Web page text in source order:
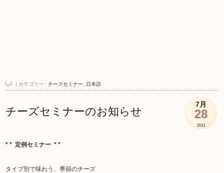
| カテゴリー : チーズセミナー 日本語
7月
28
2013
チーズセミナーのお知らせ
* * 定例セミナー * *
タイプ別で味わう、季節のチーズ